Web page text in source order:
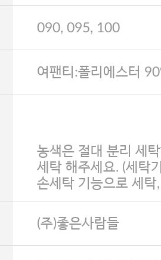
090, 095, 100
여팬티:폴리에스터
농색은 절대 분리 세
세탁 해주세요. (세탁
손세탁 기능으로 세탁
(주)좋은사람들